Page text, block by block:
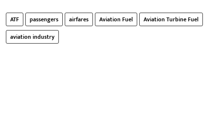
ATF passengers airfares Aviation Fuel
Aviation Turbine Fuel
aviation industry